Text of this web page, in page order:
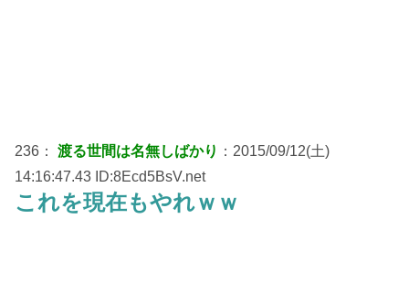
236： 渡る世間は名無しばかり ：2015/09/12(土)
14:16:47.43 ID:8Ecd5BsV.net
これを現在もやれｗｗ